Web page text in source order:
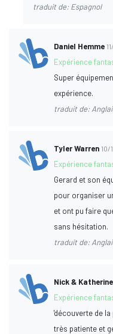
traduit de: Espagnol
Daniel Hemme
Expérience
Super
expérience.
traduit de:
Tyler Warren 10/
Expérience
Gerard et son
pour organiser
et ont pu faire
sans hésitation.
traduit de:
Nick &
Expérience
'découverte de
très patiente et